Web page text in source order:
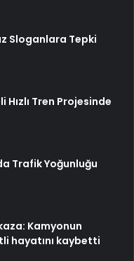
Sloganlara Tepki
Tren Projesinde
Trafik Yoğunluğu
Kamyonun
hayatını kaybetti